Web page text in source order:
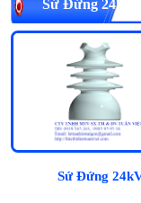
Sứ Đứng 24kV
Sứ Đứng